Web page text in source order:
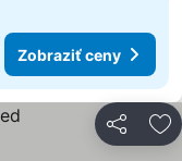
Zobraziť ceny
Zdieľať